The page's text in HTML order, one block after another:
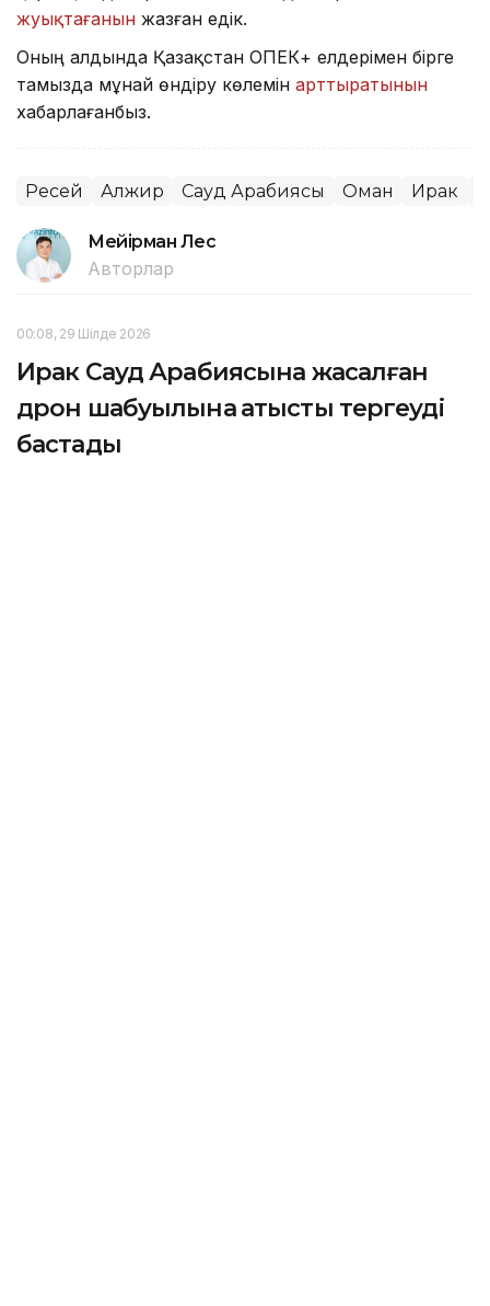
жуықтағанын жазған едік.
Оның алдында Қазақстан ОПЕК+ елдерімен бірге
тамызда мұнай өндіру көлемін арттыратынын
хабарлағанбыз.
Ресей Алжир Сауд Арабиясы Оман Ирак
Мейірман Лес
Авторлар
00:08, 29 Шілде 2026
Ирак Сауд Арабиясына жасалған
дрон шабуылына қатысты тергеуді
бастады